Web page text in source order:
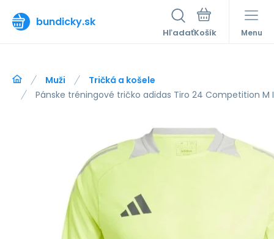
bundicky.sk
Hľadať Menu
Muži
Tričká a košele
Pánske tréningové tričko adidas Tiro 24 Competition M